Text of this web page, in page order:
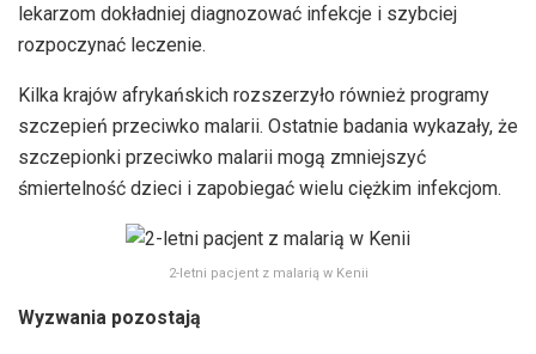
lekarzom dokładniej diagnozować infekcje i szybciej
rozpoczynać leczenie.
Kilka krajów afrykańskich rozszerzyło również programy
szczepień przeciwko malarii. Ostatnie badania wykazały, że
szczepionki przeciwko malarii mogą zmniejszyć
śmiertelność dzieci i zapobiegać wielu ciężkim infekcjom.
2-letni pacjent z malarią w Kenii
Wyzwania pozostają